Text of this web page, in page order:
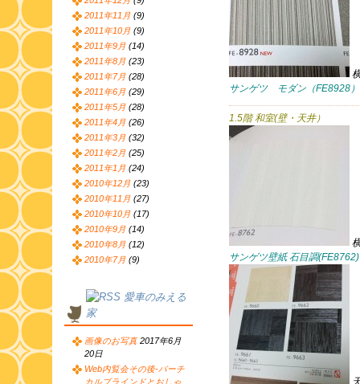
サンゲツ モダン（FE8928）
1.5階 和室(壁・天井）
サンゲツ壁紙 石目調(FE8762)
2011年11月 (9)
2011年10月 (9)
2011年9月 (14)
2011年8月 (23)
2011年7月 (28)
2011年6月 (29)
2011年5月 (28)
2011年4月 (26)
2011年3月 (32)
2011年2月 (25)
2011年1月 (24)
2010年12月 (23)
2010年11月 (27)
2010年10月 (17)
2010年9月 (14)
2010年8月 (12)
2010年7月 (9)
愛車のみえる
家
画像のお写真 2017年6月
20日
Web内覧会その後-バーチ
カルブラインドとおしゃ